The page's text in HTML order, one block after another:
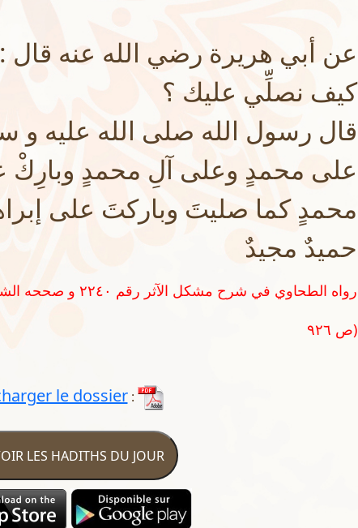
عن أبي هريرة رضي الله عنه قال :
كيف نصلِّي عليك ؟
قال رسول الله صلى الله عليه و
على محمدٍ وعلى آلِ محمدٍ
محمدٍ كما صليتَ وباركتَ على
حميدٌ مجيدٌ
ص ٩٢٦)
le dossier:
LES HADITHS DU JOUR